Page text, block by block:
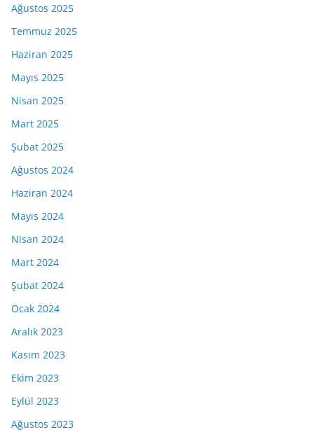
Ağustos 2025
Temmuz 2025
Haziran 2025
Mayıs 2025
Nisan 2025
Mart 2025
Şubat 2025
Ağustos 2024
Haziran 2024
Mayıs 2024
Nisan 2024
Mart 2024
Şubat 2024
Ocak 2024
Aralık 2023
Kasım 2023
Ekim 2023
Eylül 2023
Ağustos 2023